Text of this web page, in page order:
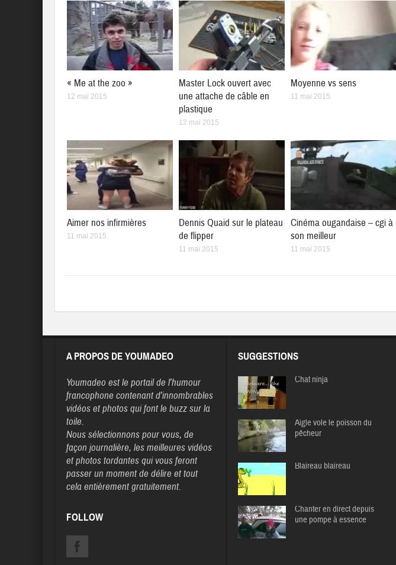
« Me at the zoo »
12 mai 2015
Master Lock ouvert avec
une attache de câble en
plastique
12 mai 2015
Moyenne vs sens
11 mai 2015
Aimer nos infirmières
11 mai 2015
Dennis Quaid sur le plateau
de flipper
11 mai 2015
Cinéma ougandaise – cgi à
son meilleur
11 mai 2015
A PROPOS DE YOUMADEO
Youmadeo est le portail de l’humour
francophone contenant d’innombrables
vidéos et photos qui font le buzz sur la
toile.
Nous sélectionnons pour vous, de
façon journalière, les meilleures vidéos
et photos tordantes qui vous feront
passer un moment de délire et tout
cela entièrement gratuitement.
FOLLOW
SUGGESTIONS
Chat ninja
Aigle vole le poisson du
pêcheur
Blaireau blaireau
Chanter en direct depuis
une pompe à essence